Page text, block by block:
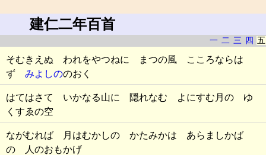
建仁二年百首
一 二 三 四 五
そむきえぬ われをやつねに まつの風 こころならは
ず みよしののおく
はてはさて いかなる山に 隠れなむ よにすむ月の ゆ
くすゑの空
ながむれば 月はむかしの かたみかは あらましかば
の 人のおもかげ